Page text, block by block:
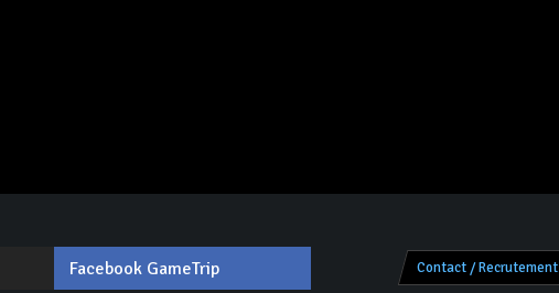
Facebook GameTrip Contact / Recrutement